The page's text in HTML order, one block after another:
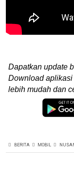
Dapatkan update
Download aplikasi
lebih mudah dan
BERITA MOBIL